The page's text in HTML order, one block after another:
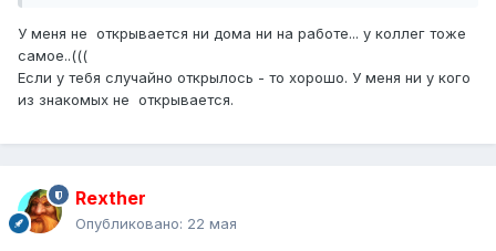
У меня не открывается ни дома ни на работе... у коллег тоже
самое..(((
Если у тебя случайно открылось - то хорошо. У меня ни у кого
из знакомых не открывается.
Rexther
Опубликовано: 22 мая